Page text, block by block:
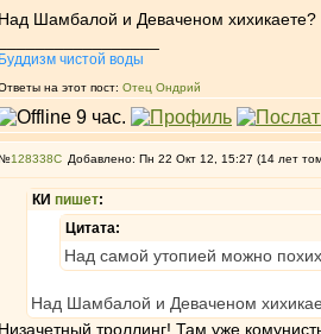
Над Шамбалой и Деваченом хихикаете?
Буддизм чистой воды
на этот пост: Отец Ондрий
№128338 Добавлено: Пн 22 Окт 12, 15:27 (14 лет
КИ пишет:
Цитата:
Над самой утопией можно
Над Шамбалой и Деваченом
Низачетный троллинг! Там уже